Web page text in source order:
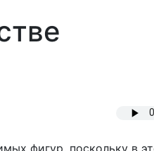
фигур, поскольку в